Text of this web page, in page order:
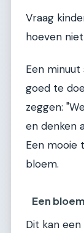
Vraag
hoeven
Een
goed te
zeggen:
en denken
Een mooie
bloem.
Een
Dit kan